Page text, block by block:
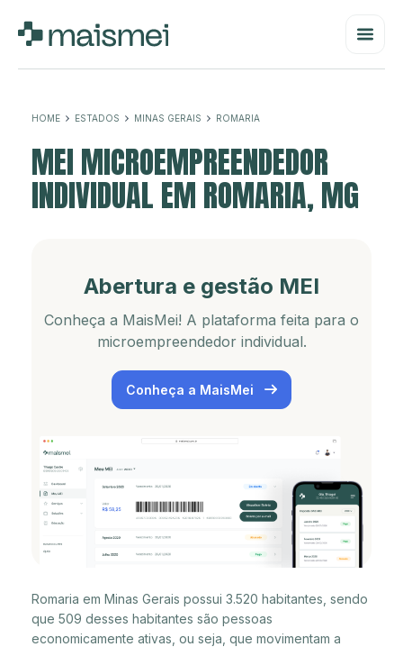
HOME ESTADOS MINAS GERAIS ROMARIA
MEI MICROEMPREENDEDOR
INDIVIDUAL EM ROMARIA, MG
Abertura e gestão MEI
Conheça a MaisMei! A plataforma feita para o
microempreendedor individual.
Conheça a MaisMei
Romaria em Minas Gerais possui 3.520 habitantes, sendo
que 509 desses habitantes são pessoas
economicamente ativas, ou seja, que movimentam a